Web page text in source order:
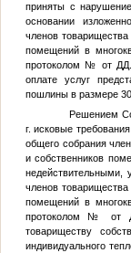
приняты с
основании
членов товарищества
помещений в
протоколом № от
оплате услуг
пошлины в размере
Решением
г. исковые
общего собрания
и собственников
недействительными,
членов товарищества
помещений в
протоколом № от
товариществу
индивидуального